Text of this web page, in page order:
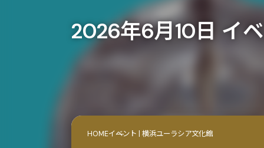
2026年6月10日 イ
HOMEイベント | 横浜ユーラシア文化館